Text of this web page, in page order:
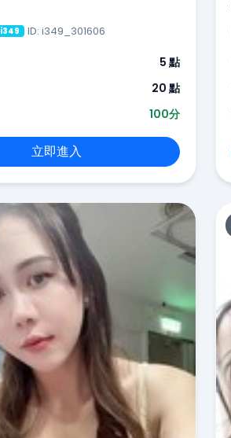
i349 ID: i349_301606
5 點
20 點
100分
立即進入